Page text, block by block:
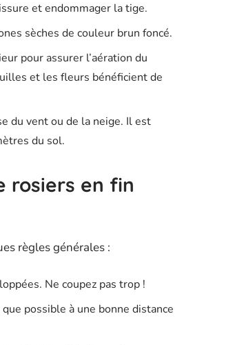
et endommager la tige.
sèches de couleur brun foncé.
pour assurer l’aération du
et les fleurs bénéficient de
du vent ou de la neige. Il est
du sol.
rosiers en fin
règles générales :
Ne coupez pas trop !
possible à une bonne distance